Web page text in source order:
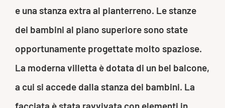
e una stanza extra al pianterreno. Le stanze
dei bambini al piano superiore sono state
opportunamente progettate molto spaziose.
La moderna villetta è dotata di un bel balcone,
a cui si accede dalla stanza dei bambini. La